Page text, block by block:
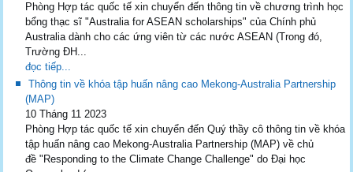
Phòng Hợp tác quốc tế xin chuyển đến thông tin về chương trình học
bổng thạc sĩ "Australia for ASEAN scholarships" của Chính phủ
Australia dành cho các ứng viên từ các nước ASEAN (Trong đó,
Trường ĐH...
đọc tiếp...
Thông tin về khóa tập huấn nâng cao Mekong-Australia Partnership
(MAP)
10 Tháng 11 2023
Phòng Hợp tác quốc tế xin chuyển đến Quý thầy cô thông tin về khóa
tập huấn nâng cao Mekong-Australia Partnership (MAP) về chủ
đề "Responding to the Climate Change Challenge" do Đại học